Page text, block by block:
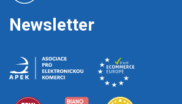
Newsletter